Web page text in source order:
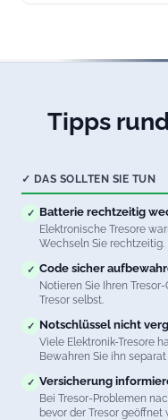
Tipps
✓ DAS SOLLTEN SIE TUN
✓ Batterie rechtzeitig
Elektronische Tresore
Wechseln Sie rechtzeitig.
✓ Code sicher
Notieren Sie Ihren
Tresor selbst.
✓ Notschlüssel nicht
Viele Elektronik-Tresore
Bewahren Sie ihn separat
✓ Versicherung
Bei Tresor-Problemen
bevor der Tresor geöffnet